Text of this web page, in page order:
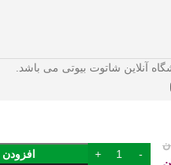
آنلاین شاتوت بیوتی می باشد.